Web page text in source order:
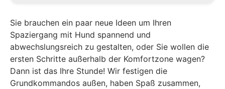
Sie brauchen ein paar neue Ideen um Ihren
Spaziergang mit Hund spannend und
abwechslungsreich zu gestalten, oder Sie wollen die
ersten Schritte außerhalb der Komfortzone wagen?
Dann ist das Ihre Stunde! Wir festigen die
Grundkommandos außen, haben Spaß zusammen,